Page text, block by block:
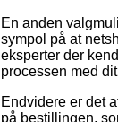
En anden
sympol på at
eksperter der
processen med
Endvidere er det
på bestillingen,